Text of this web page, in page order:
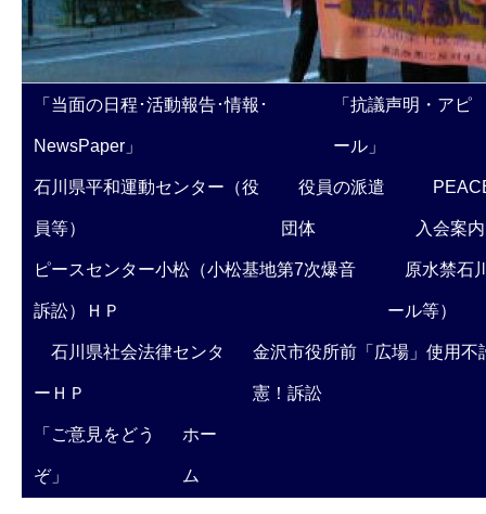
「当面の日程･活動報告･情報･
NewsPaper」
「抗議声明・アピ
ール」
石川県平和運動センター（役
員等）
役員の派遣
団体 入会案内
ピースセンター小松（小松基地第7次爆音
訴訟）ＨＰ
原水禁石
ール等）
石川県社会法律センタ
ーＨＰ
金沢市役所前「広場」使用不
憲！訴訟
「ご意見をどう
ぞ」
ホー
ム